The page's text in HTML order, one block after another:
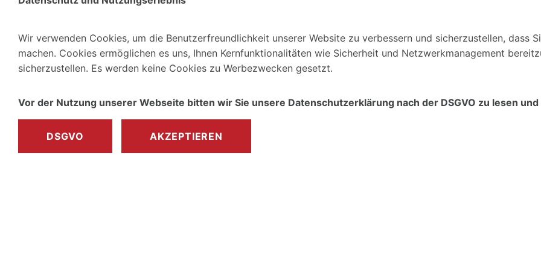
Wir verwenden Cookies, um die Benutzerfreundlichkeit unserer Website zu verbessern und sicherzustellen, dass
machen. Cookies ermöglichen es uns, Ihnen Kernfunktionalitäten wie Sicherheit und Netzwerkmanagement
sicherzustellen. Es werden keine Cookies zu Werbezwecken gesetzt.
Vor der Nutzung unserer Webseite bitten wir Sie unsere Datenschutzerklärung nach der DSGVO zu lesen
DSGVO AKZEPTIEREN
Zurück zum Seitenanfang